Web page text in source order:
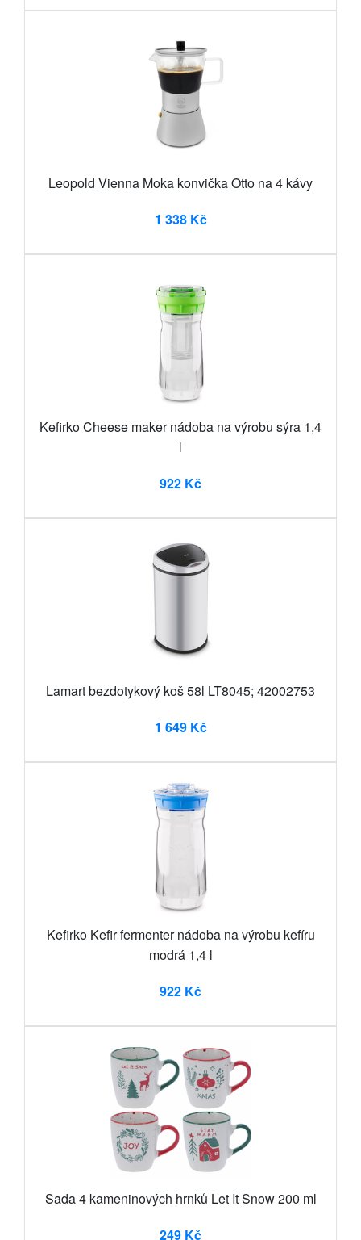
Leopold Vienna Moka konvička Otto na 4 kávy
1 338 Kč
Kefirko Cheese maker nádoba na výrobu sýra 1,4
l
922 Kč
Lamart bezdotykový koš 58l LT8045; 42002753
1 649 Kč
Kefirko Kefir fermenter nádoba na výrobu kefíru
modrá 1,4 l
922 Kč
Sada 4 kameninových hrnků Let It Snow 200 ml
249 Kč